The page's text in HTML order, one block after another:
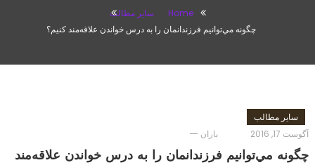
Home
سایر مطالب
چگونه مي‌توانيم فرزندانمان را به درس خواندن علاقه‌مند كنيم؟
سایر مطالب
آگوست 17, 2016
باران
چگونه مي‌توانيم فرزندانمان را به درس خواندن علاقه‌مند